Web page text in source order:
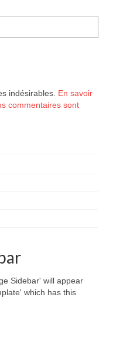
indésirables. En savoir
commentaires sont
Sidebar' will appear
which has this